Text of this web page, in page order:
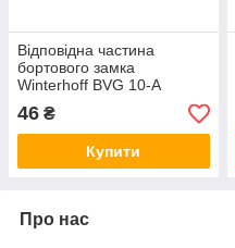
Відповідна частина
бортового замка
Winterhoff BVG 10-A
1860071
46 ₴
Купити
Про нас